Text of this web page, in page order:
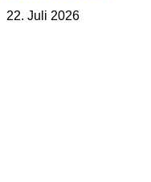
22. Juli 2026